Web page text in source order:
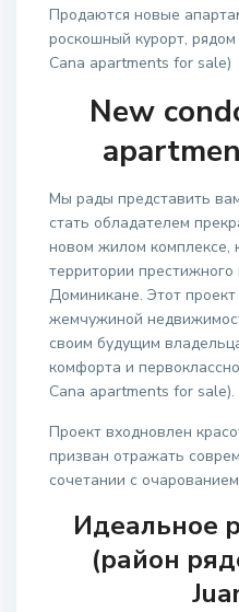
Продаются новые
роскошный курорт,
Cana apartments for sale)
New
Мы рады представить
стать обладателем
новом жилом комплексе,
территории престижного
Доминикане. Этот
жемчужиной
своим будущим
комфорта и
Cana apartments for sale).
Проект входновлен
призван отражать
сочетании с
Идеальное
(район